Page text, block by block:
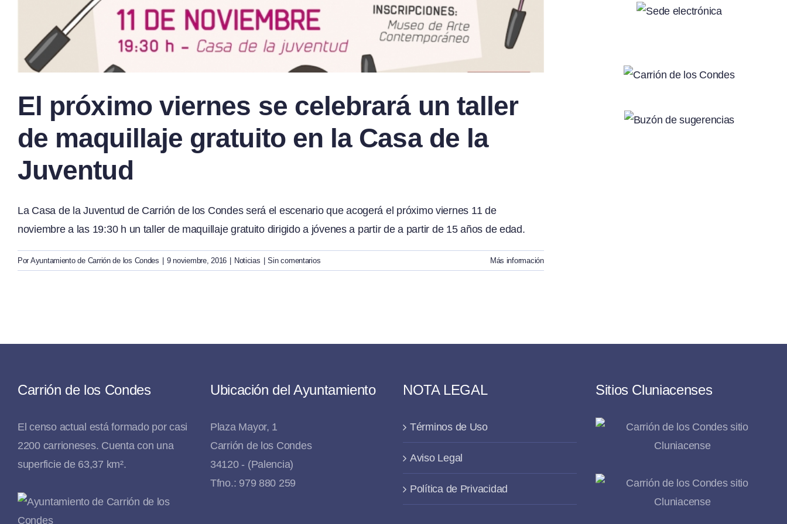
El próximo viernes se celebrará un taller
de maquillaje gratuito en la Casa de la
Juventud
La Casa de la Juventud de Carrión de los Condes será el escenario que acogerá el próximo viernes 11 de
noviembre a las 19:30 h un taller de maquillaje gratuito dirigido a jóvenes a partir de a partir de 15 años de edad.
Por Ayuntamiento de Carrión de los Condes 9 noviembre, 2016 Noticias Sin comentarios Más información
Carrión de los Condes
El censo actual está formado por casi
2200 carrioneses. Cuenta con una
superficie de 63,37 km².
Ubicación del Ayuntamiento
Plaza Mayor, 1
Carrión de los Condes
34120 - (Palencia)
Tfno.: 979 880 259
NOTA LEGAL
Términos de Uso
Aviso Legal
Política de Privacidad
Sitios Cluniacenses